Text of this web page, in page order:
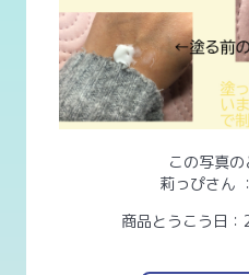
この写真
莉っぴさん ：
商品とうこう日